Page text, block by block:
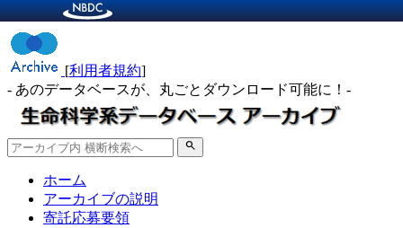
[利用者規約]
- あのデータベースが、丸ごとダウンロード可能に！-
search
ホーム
アーカイブの説明
寄託応募要領